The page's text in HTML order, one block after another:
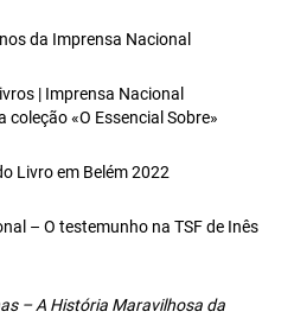
da Imprensa Nacional
| Imprensa Nacional
«O Essencial Sobre»
Livro em Belém 2022
– O testemunho na TSF de Inês
– A História Maravilhosa da